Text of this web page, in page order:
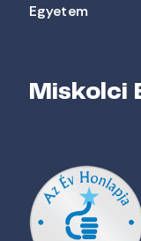
Egyetem
Miskolci